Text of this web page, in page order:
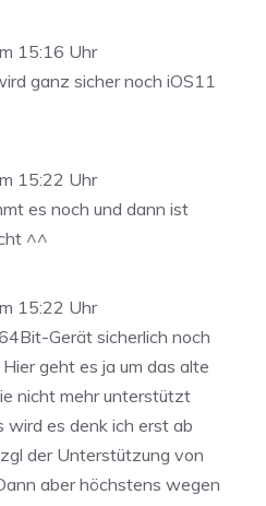
15:16 Uhr
ganz sicher noch iOS11
15:22 Uhr
es noch und dann ist
^^
15:22 Uhr
Gerät sicherlich noch
geht es ja um das alte
nicht mehr unterstützt
wird es denk ich erst ab
der Unterstützung von
aber höchstens wegen